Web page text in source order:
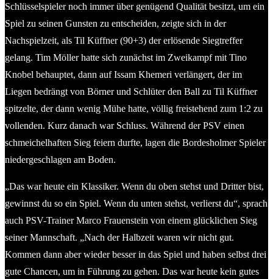
Schlüsselspieler noch immer über genügend Qualität besitzt, um ein
Spiel zu seinen Gunsten zu entscheiden, zeigte sich in der
Nachspielzeit, als Til Küffner (90+3) der erlösende Siegtreffer
gelang. Tim Möller hatte sich zunächst im Zweikampf mit Tino
Knobel behauptet, dann auf Issam Khemeri verlängert, der im
Liegen bedrängt von Börner und Schlüter den Ball zu Til Küffner
spitzelte, der dann wenig Mühe hatte, völlig freistehend zum 1:2 zu
vollenden. Kurz danach war Schluss. Während der PSV einen
schmeichelhaften Sieg feiern durfte, lagen die Bordesholmer Spieler
niedergeschlagen am Boden.
„Das war heute ein Klassiker. Wenn du oben stehst und Dritter bist,
gewinnst du so ein Spiel. Wenn du unten stehst, verlierst du“, sprach
auch PSV-Trainer Marco Frauenstein von einem glücklichen Sieg
seiner Mannschaft. „Nach der Halbzeit waren wir nicht gut.
Kommen dann aber wieder besser in das Spiel und haben selbst drei
gute Chancen, um in Führung zu gehen. Das war heute kein gutes